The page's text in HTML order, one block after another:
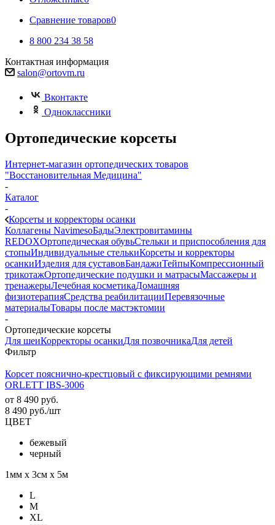
Сравнение товаров0
8 800 234 38 58
Контактная информация
salon@ortovm.ru
Вконтакте
Одноклассники
Ортопедические корсеты
Интернет-магазин ортопедических товаров
"Восстановительная Медицина"
-
Каталог
-
Корсеты и корректоры осанки
Коллагены NavimesoБадыЭлектровитамины
REDOXОртопедическая обувьСтельки и приспособления для
стопыИндивидуальные стелькиКорсеты и корректоры
осанкиИзделия для суставовБандажиТейпыКомпрессионный
трикотажОртопедические подушки и матрасыМассажеры и
тренажерыЛечебная косметикаДомашняя
физиотерапияСредства реабилитацииПеревязочные
материалыТовары после мастэктомии
-
Ортопедические корсеты
Для шеиКорректоры осанкиДля позвочникаДля детей
Фильтр
Корсет пояснично-крестцовый с фиксирующими ремнями
ORLETT IBS-3006
от 8 490 руб.
8 490 руб./шт
ЦВЕТ
бежевый
черный
1мм х 3см х 5м
L
M
XL